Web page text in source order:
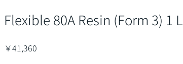
Flexible 80A Resin (Form 3) 1 L
￥41,360